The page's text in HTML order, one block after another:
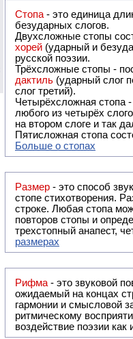
Стопа - это единица
безударных слогов.
Двухсложные стопы
хорей (ударный и
русской поэзии.
Трёхсложные стопы -
дактиль (ударный слог
слог третий).
Четырёхсложная стопа
любого из четырёх
на втором слоге и так
Пятисложная стопа
Больше о стопах
Размер - это способ
стопе стихотворения.
строке. Любая стопа
повторов стопы и
трехстопный анапест,
размерах
Рифма - это звуковой повтор, традиционно используемый в поэзии и, как
ожидаемый на концах
гармонии и смысловой
ритмическому
воздействие поэзии